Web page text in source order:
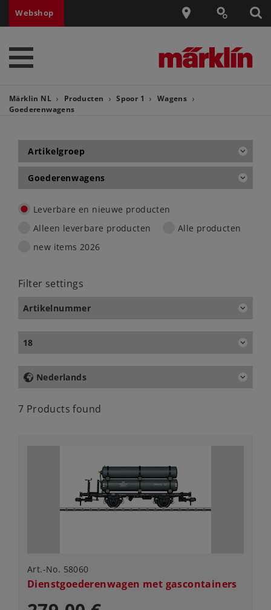
Webshop
Märklin NL Producten Spoor 1
Wagens
Goederenwagens
Artikelgroep
Goederenwagens
Leverbare en nieuwe producten
Alleen leverbare producten
Alle producten
new items 2026
Filter settings
Artikelnummer
18
Nederlands
7 Products found
Art.-No. 58060
Dienstgoederenwagen met gascontainers